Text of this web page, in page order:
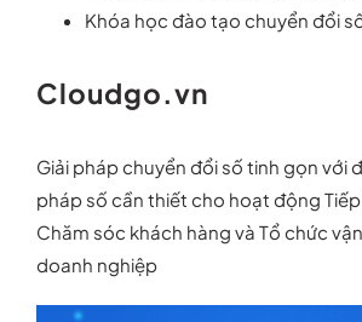
Khóa học đào tạo chuyển đổi
Cloudgo.vn
Giải pháp chuyển đổi số tinh gọn với
pháp số cần thiết cho hoạt động
Chăm sóc khách hàng và Tổ chức
doanh nghiệp